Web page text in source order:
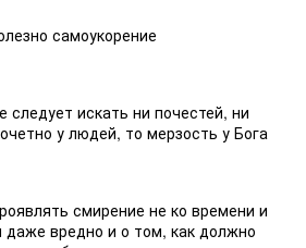
самоукорение
искать ни почестей, ни
у людей, то мерзость у Бога
смирение не ко времени и
даже вредно и о том, как должно